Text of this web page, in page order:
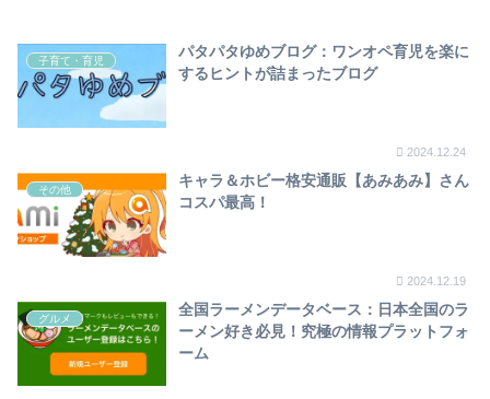
子育て・育児
パタパタゆめブログ：ワンオペ育児を楽に
するヒントが詰まったブログ
2024.12.24
その他
キャラ＆ホビー格安通販【あみあみ】さん
コスパ最高！
2024.12.19
グルメ
全国ラーメンデータベース：日本全国のラ
ーメン好き必見！究極の情報プラットフォ
ーム